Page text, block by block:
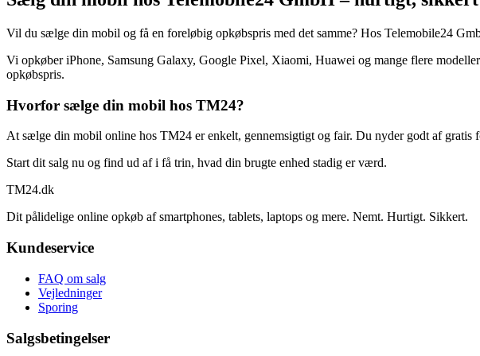
Vil du sælge din mobil og få en foreløbig opkøbspris med det samme? Hos Telemobile24
Vi opkøber iPhone, Samsung Galaxy, Google Pixel, Xiaomi, Huawei og mange flere
opkøbspris.
Hvorfor sælge din mobil hos TM24?
At sælge din mobil online hos TM24 er enkelt, gennemsigtigt og fair. Du nyder godt af gratis
Start dit salg nu og find ud af i få trin, hvad din brugte enhed stadig er værd.
TM24.dk
Dit pålidelige online opkøb af smartphones, tablets, laptops og mere. Nemt. Hurtigt. Sikkert.
Kundeservice
FAQ om salg
Vejledninger
Sporing
Salgsbetingelser